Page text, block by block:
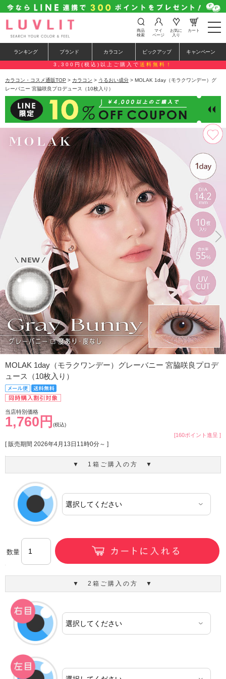
t
o
e
n
a
a
i
o
n
商品
検索
マイ
ページ
お気に
入り
カート
ランキング ブランド カラコン ピックアップ キャンペーン
3,300円(税込)以上ご購入で 送料無料！
カラコン・コスメ通販TOP > カラコン > うるおい成分 > MOLAK 1day（モラクワンデー）グ
レーバニー 宮脇咲良プロデュース（10枚入り）
MOLAK 1day（モラクワンデー）グレーバニー 宮脇咲良プロデ
ュース（10枚入り）
当店特別価格
1,760円 (税込)
[160ポイント進呈 ]
[ 販売期間 2026年4月13日11時0分～ ]
▼ 1箱ご購入の方 ▼
数量
▼ 2箱ご購入の方 ▼